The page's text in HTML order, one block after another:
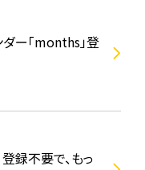
ダー「months」登
録不要で、もっ